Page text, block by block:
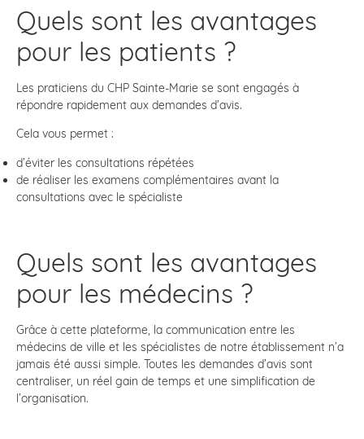
Quels sont les avantages
pour les patients ?
Les praticiens du CHP Sainte-Marie se sont engagés à
répondre rapidement aux demandes d’avis.
Cela vous permet :
d’éviter les consultations répétées
de réaliser les examens complémentaires avant la
consultations avec le spécialiste
Quels sont les avantages
pour les médecins ?
Grâce à cette plateforme, la communication entre les
médecins de ville et les spécialistes de notre établissement n’a
jamais été aussi simple. Toutes les demandes d’avis sont
centraliser, un réel gain de temps et une simplification de
l’organisation.